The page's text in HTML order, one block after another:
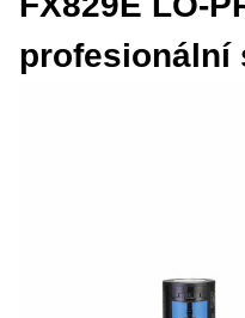
profesionální